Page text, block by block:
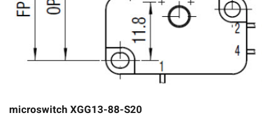
microswitch XGG13-88-S20